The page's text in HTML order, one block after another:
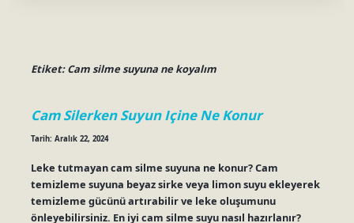
Etiket:Cam silme suyuna ne koyalım
Cam Silerken Suyun Içine Ne Konur
Tarih: Aralık 22, 2024
Leke tutmayan cam silme suyuna ne konur? Cam
temizleme suyuna beyaz sirke veya limon suyu ekleyerek
temizleme gücünü artırabilir ve leke oluşumunu
önleyebilirsiniz. En iyi cam silme suyu nasıl hazırlanır?